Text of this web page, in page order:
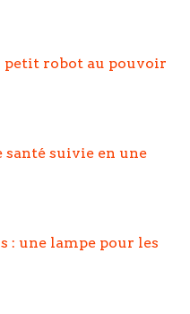
petit robot au pouvoir
santé suivie en une
: une lampe pour les